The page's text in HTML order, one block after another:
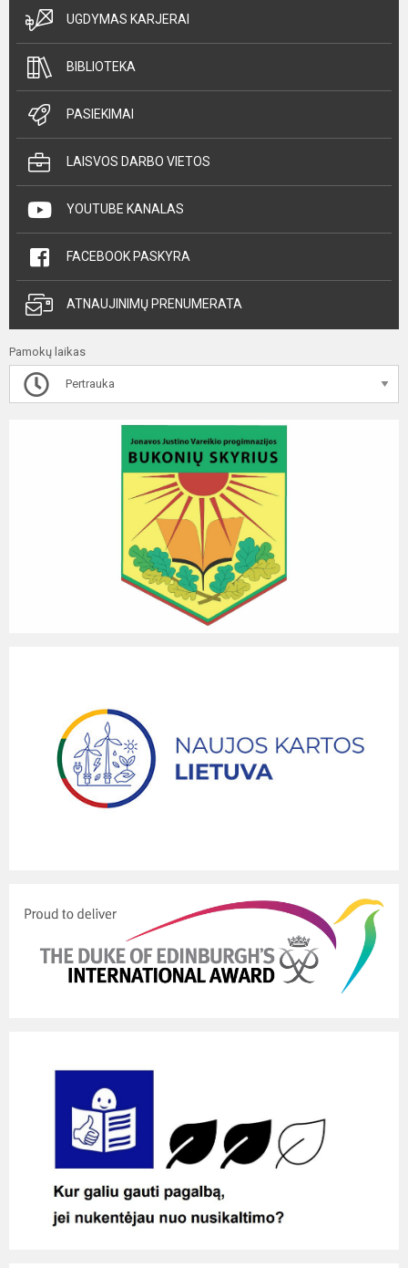
UGDYMAS KARJERAI
BIBLIOTEKA
PASIEKIMAI
LAISVOS DARBO VIETOS
YOUTUBE KANALAS
FACEBOOK PASKYRA
ATNAUJINIMŲ PRENUMERATA
Pamokų laikas
Pertrauka